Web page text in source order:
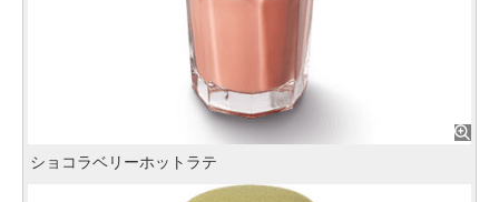
ショコラベリーホットラテ